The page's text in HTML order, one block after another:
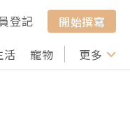
登記
開始撰寫
活 寵物 行山 打卡
更多